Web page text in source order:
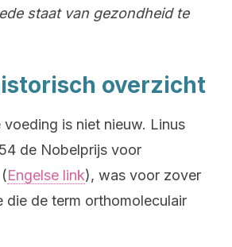
staat van gezondheid te
overzicht
voeding is niet nieuw. Linus
de Nobelprijs voor
Engelse link), was voor zover
die de term orthomoleculair